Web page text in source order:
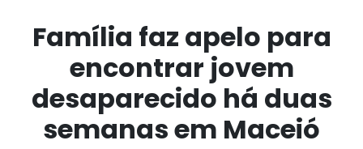
Família faz apelo para
encontrar jovem
desaparecido há duas
semanas em Maceió